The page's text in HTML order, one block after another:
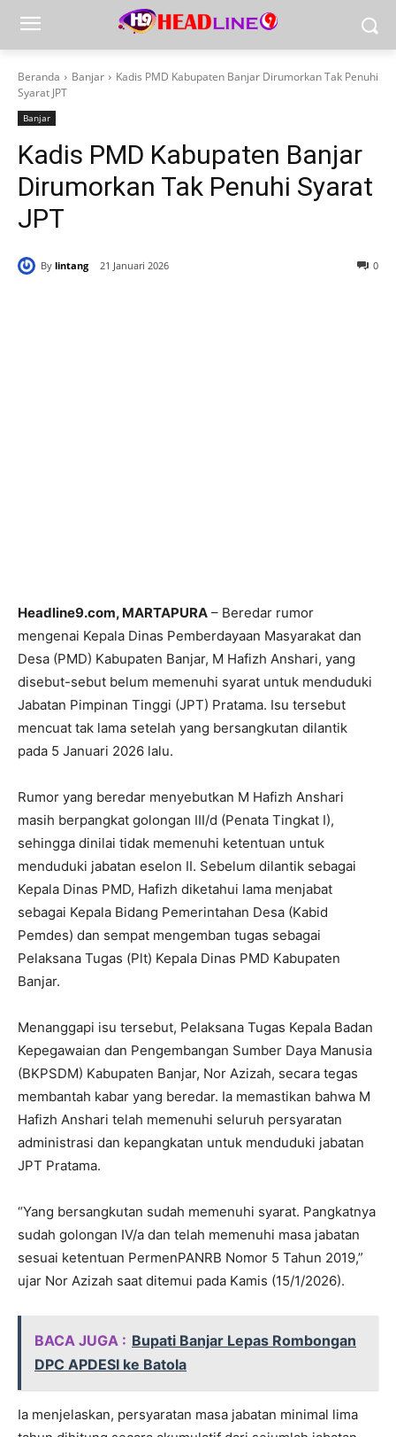
Beranda Banjar
Kadis PMD Kabupaten Banjar Dirumorkan Tak Penuhi
Syarat JPT
Banjar
Kadis PMD Kabupaten Banjar
Dirumorkan Tak Penuhi Syarat
JPT
By lintang 21 Januari 2026 0
Headline9.com, MARTAPURA – Beredar rumor
mengenai Kepala Dinas Pemberdayaan Masyarakat dan
Desa (PMD) Kabupaten Banjar, M Hafizh Anshari, yang
disebut-sebut belum memenuhi syarat untuk menduduki
Jabatan Pimpinan Tinggi (JPT) Pratama. Isu tersebut
mencuat tak lama setelah yang bersangkutan dilantik
pada 5 Januari 2026 lalu.
Rumor yang beredar menyebutkan M Hafizh Anshari
masih berpangkat golongan III/d (Penata Tingkat I),
sehingga dinilai tidak memenuhi ketentuan untuk
menduduki jabatan eselon II. Sebelum dilantik sebagai
Kepala Dinas PMD, Hafizh diketahui lama menjabat
sebagai Kepala Bidang Pemerintahan Desa (Kabid
Pemdes) dan sempat mengemban tugas sebagai
Pelaksana Tugas (Plt) Kepala Dinas PMD Kabupaten
Banjar.
Menanggapi isu tersebut, Pelaksana Tugas Kepala Badan
Kepegawaian dan Pengembangan Sumber Daya Manusia
(BKPSDM) Kabupaten Banjar, Nor Azizah, secara tegas
membantah kabar yang beredar. Ia memastikan bahwa M
Hafizh Anshari telah memenuhi seluruh persyaratan
administrasi dan kepangkatan untuk menduduki jabatan
JPT Pratama.
“Yang bersangkutan sudah memenuhi syarat. Pangkatnya
sudah golongan IV/a dan telah memenuhi masa jabatan
sesuai ketentuan PermenPANRB Nomor 5 Tahun 2019,”
ujar Nor Azizah saat ditemui pada Kamis (15/1/2026).
BACA JUGA : Bupati Banjar Lepas Rombongan
DPC APDESI ke Batola
Ia menjelaskan, persyaratan masa jabatan minimal lima